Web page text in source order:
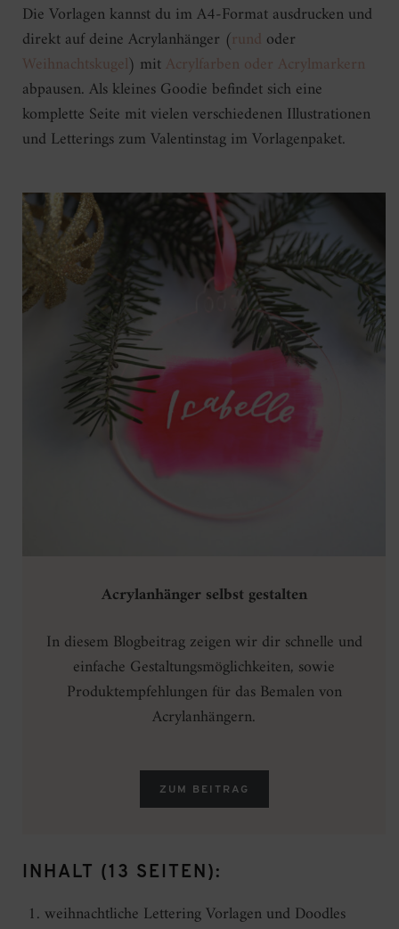
Die Vorlagen kannst du im A4-Format ausdrucken und
direkt auf deine Acrylanhänger (rund oder
Weihnachtskugel) mitAcrylfarben oder Acrylmarkern
abpausen. Als kleines Goodie befindet sich eine
komplette Seite mit vielen verschiedenen Illustrationen
und Letterings zum Valentinstag im Vorlagenpaket.
Acrylanhänger selbst gestalten
In diesem Blogbeitrag zeigen wir dir schnelle und
einfache Gestaltungsmöglichkeiten, sowie
Produktempfehlungen für das Bemalen von
Acrylanhängern.
ZUM BEITRAG
INHALT (13 SEITEN):
weihnachtliche Lettering Vorlagen und Doodles